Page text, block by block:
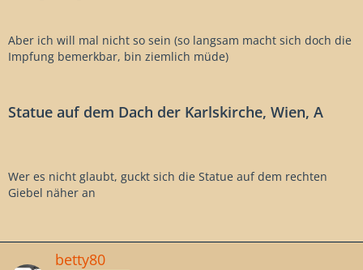
Aber ich will mal nicht so sein (so langsam macht sich doch die
Impfung bemerkbar, bin ziemlich müde)
Statue auf dem Dach der Karlskirche, Wien, A
Wer es nicht glaubt, guckt sich die Statue auf dem rechten
Giebel näher an
betty80